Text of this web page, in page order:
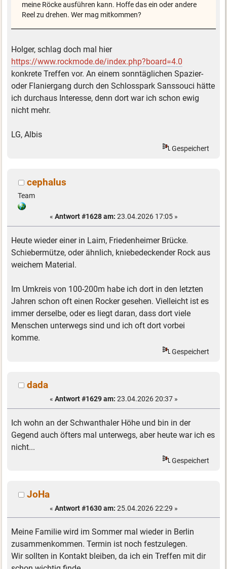
meine Röcke ausführen kann. Hoffe das ein oder andere
Reel zu drehen. Wer mag mitkommen?
Holger, schlag doch mal hier
https://www.rockmode.de/index.php?board=4.0
konkrete Treffen vor. An einem sonntäglichen Spazier-
oder Flaniergang durch den Schlosspark Sanssouci hätte
ich durchaus Interesse, denn dort war ich schon ewig
nicht mehr.
LG, Albis
Gespeichert
cephalus
Team
« Antwort #1628 am: 23.04.2026 17:05 »
Heute wieder einer in Laim, Friedenheimer Brücke.
Schiebermütze, oder ähnlich, kniebedeckender Rock aus
weichem Material.
Im Umkreis von 100-200m habe ich dort in den letzten
Jahren schon oft einen Rocker gesehen. Vielleicht ist es
immer derselbe, oder es liegt daran, dass dort viele
Menschen unterwegs sind und ich oft dort vorbei
komme.
Gespeichert
dada
« Antwort #1629 am: 23.04.2026 20:37 »
Ich wohn an der Schwanthaler Höhe und bin in der
Gegend auch öfters mal unterwegs, aber heute war ich es
nicht...
Gespeichert
JoHa
« Antwort #1630 am: 25.04.2026 22:29 »
Meine Familie wird im Sommer mal wieder in Berlin
zusammenkommen. Termin ist noch festzulegen.
Wir sollten in Kontakt bleiben, da ich ein Treffen mit dir